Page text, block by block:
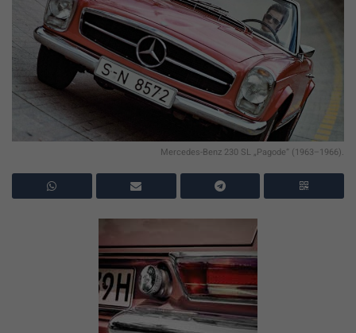
Mercedes-Benz 230 SL „Pagode“ (1963–1966).